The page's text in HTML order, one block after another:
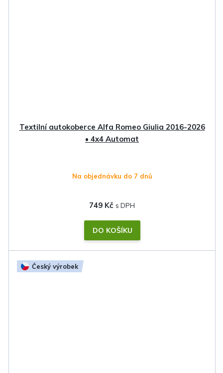
Textilní autokoberce Alfa Romeo Giulia 2016-2026
• 4x4 Automat
Na objednávku do 7 dnů
749 Kč
DO KOŠÍKU
Český výrobek